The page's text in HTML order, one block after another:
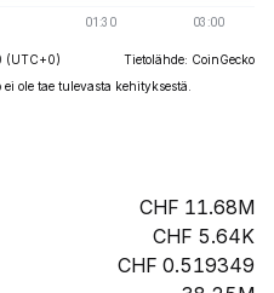
(UTC+0)
Tietolähde: CoinGecko
ole tae tulevasta kehityksestä.
11.68M
5.64K
0.519349